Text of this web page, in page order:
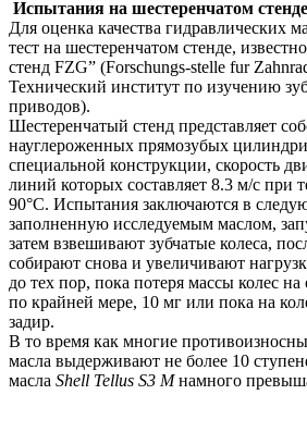
Испытания на шестеренчатом
Для оценка качества гидравлических
тест на шестеренчатом стенде,
стенд FZG” (Forschungs-stelle fur
Технический институт по изучению
приводов).
Шестеренчатый стенд представляет
науглероженных прямозубых
специальной конструкции, скорость
линий которых составляет 8.3 м/с при
90°С. Испытания заключаются в
заполненную исследуемым маслом,
затем взвешивают зубчатые колеса,
собирают снова и увеличивают
до тех пор, пока потеря массы колес на
по крайней мере, 10 мг или пока на
задир.
В то время как многие
масла выдерживают не более 10
масла Shell Tellus S3 Mнамного